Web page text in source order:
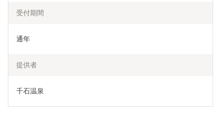
受付期間
通年
提供者
千石温泉